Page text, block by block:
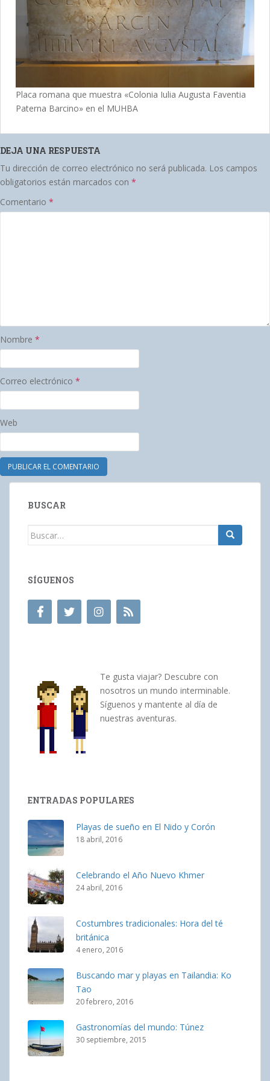
Placa romana que muestra «Colonia Iulia Augusta Faventia
Paterna Barcino» en el MUHBA
DEJA UNA RESPUESTA
Tu dirección de correo electrónico no será publicada. Los campos
obligatorios están marcados con *
Comentario *
Nombre *
Correo electrónico *
Web
BUSCAR
Buscar:
SÍGUENOS
Te gusta viajar? Descubre con
nosotros un mundo interminable.
Síguenos y mantente al día de
nuestras aventuras.
ENTRADAS POPULARES
Playas de sueño en El Nido y Corón
18 abril, 2016
Celebrando el Año Nuevo Khmer
24 abril, 2016
Costumbres tradicionales: Hora del té
británica
4 enero, 2016
Buscando mar y playas en Tailandia: Ko
Tao
20 febrero, 2016
Gastronomías del mundo: Túnez
30 septiembre, 2015